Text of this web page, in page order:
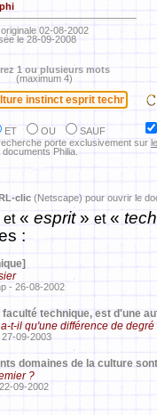
02-08-2002
le 28-09-2008
1 ou plusieurs mots
(maximum 4)
ET OU
SAUF
porte exclusivement sur
documents Philia.
clic (Netscape) pour ouvrir le
et« esprit» et«
:
- 26-08-2002
faculté technique, est d'une
t-il qu'une différence de degré
09-2003
domaines de la culture
?
09-2002